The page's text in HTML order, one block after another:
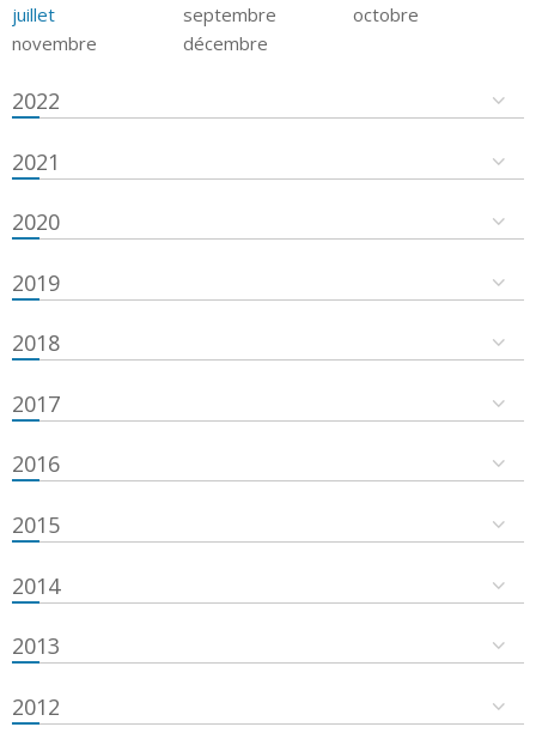
juillet
septembre
octobre
novembre
décembre
2022
2021
2020
2019
2018
2017
2016
2015
2014
2013
2012